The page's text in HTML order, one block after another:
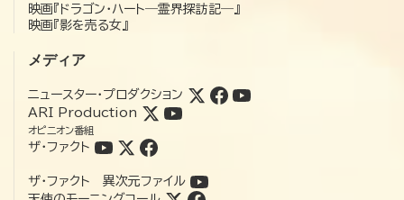
映画『ドラゴン・ハート―霊界探訪記―』
映画『影を売る女』
メディア
ニュースター・プロダクション
ARI Production
オピニオン番組
ザ・ファクト
ザ・ファクト 異次元ファイル